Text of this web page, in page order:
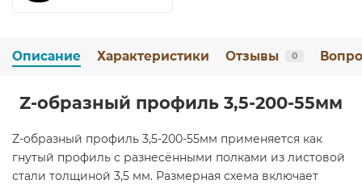
Описание Характеристики Отзывы 0
Z-образный профиль 3,5-200-55мм
Z-образный профиль 3,5-200-55мм применяется как
гнутый профиль с разнесёнными полками из листовой
стали толщиной 3,5 мм. Размерная схема включает